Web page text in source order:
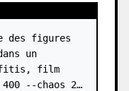
des figures
un
film
400 --chaos 20